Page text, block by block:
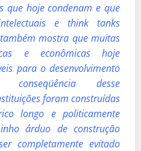
que hoje condenam e que
e think tanks
mostra que muitas
e econômicas hoje
para o desenvolvimento
desse
foram construídas
longo e politicamente
árduo de construção
completamente evitado